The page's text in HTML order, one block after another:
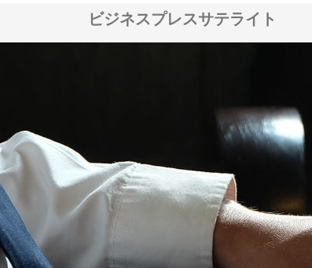
ビジネスプレスサテライト